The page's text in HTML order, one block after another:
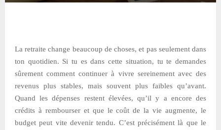
La retraite change beaucoup de choses, et pas seulement dans
ton quotidien. Si tu es dans cette situation, tu te demandes
sûrement comment continuer à vivre sereinement avec des
revenus plus stables, mais souvent plus faibles qu’avant.
Quand les dépenses restent élevées, qu’il y a encore des
crédits à rembourser et que le coût de la vie augmente, le
budget peut vite devenir tendu. C’est précisément là que le